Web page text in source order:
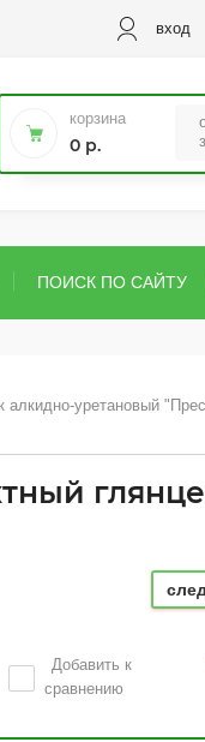
вход
корзина
0 р.
ПОИСК ПО САЙТУ
алкидно-уретановый
Добавить к
сравнению